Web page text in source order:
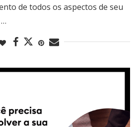
de todos os aspectos de seu